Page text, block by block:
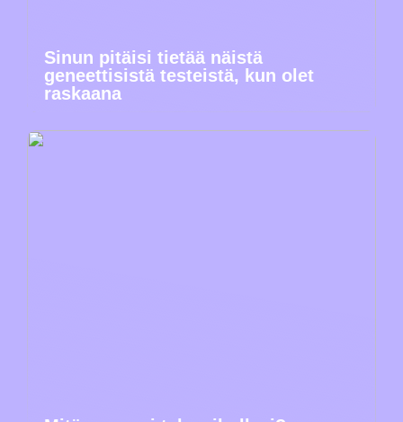
Sinun pitäisi tietää näistä
geneettisistä testeistä, kun olet
raskaana